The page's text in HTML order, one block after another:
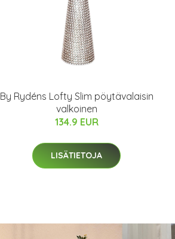
By Rydéns Lofty Slim pöytävalaisin
valkoinen
134.9 EUR
LISÄTIETOJA